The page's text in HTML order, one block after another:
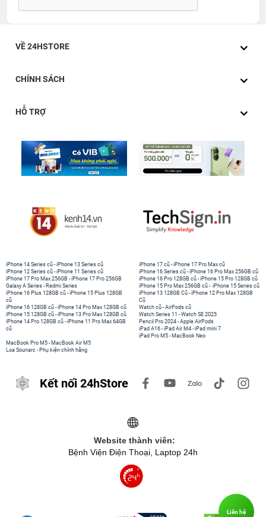
VỀ 24HSTORE
CHÍNH SÁCH
HỖ TRỢ
iPhone 14 Series cũ -iPhone 13 Series cũ
iPhone 12 Series cũ -iPhone 11 Series cũ
iPhone 17 Pro Max 256GB -iPhone 17 Pro 256GB
Galaxy A Series - Redmi Series
iPhone 17 cũ -iPhone 17 Pro Max cũ
iPhone 16 Series cũ - iPhone 16 Pro Max 256GB cũ
iPhone 16 Pro 128GB cũ -iPhone 15 Pro 128GB cũ
iPhone 15 Pro Max 256GB cũ - iPhone 15 Series cũ
iPhone 16 Plus 128GB cũ -iPhone 15 Plus 128GB
cũ
iPhone 16 128GB cũ -iPhone 14 Pro Max 128GB cũ
iPhone 15 128GB cũ -iPhone 13 Pro Max 128GB cũ
iPhone 14 Pro 128GB cũ -iPhone 11 Pro Max 64GB
cũ
iPhone 13 128GB Cũ -iPhone 12 Pro Max 128GB
Cũ
Watch cũ -AirPods cũ
Watch Series 11 -Watch SE 2025
Pencil Pro 2024 -Apple AirPods
iPad A16 -iPad Air M4 -iPad mini 7
iPad Pro M5 - MacBook Neo
MacBook Pro M5 - MacBook Air M5
Loa Sounarc - Phụ kiện chính hãng
Kết nối 24hStore
Website thành viên:
Bệnh Viện Điện Thoại, Laptop 24h
Liên hệ